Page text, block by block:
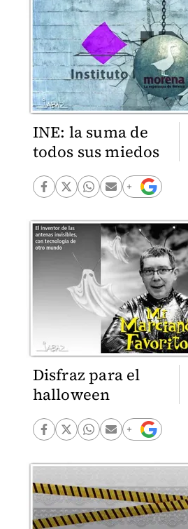
INE: la suma de
todos sus miedos
Disfraz para el
halloween